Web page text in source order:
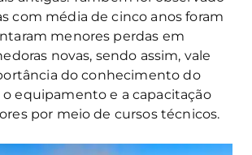
com média de cinco anos foram
menores perdas em
novas, sendo assim, vale
do conhecimento do
equipamento e a capacitação
por meio de cursos técnicos.